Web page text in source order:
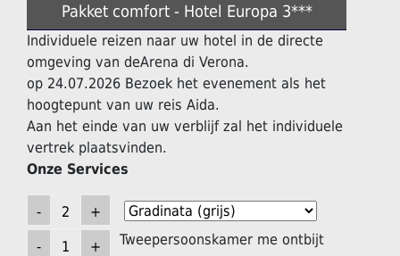
Pakket comfort - Hotel Europa 3***
Individuele reizen naar uw hotel in de directe
omgeving van deArena di Verona.
op 24.07.2026 Bezoek het evenement als het
hoogtepunt van uw reis Aida.
Aan het einde van uw verblijf zal het individuele
vertrek plaatsvinden.
Onze Services
Tweepersoonskamer me ontbijt